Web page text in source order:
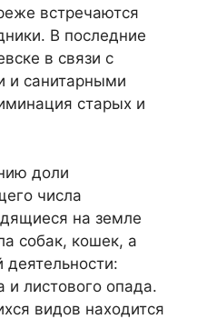
встречаются
В последние
в связи с
и санитарными
старых и
доли
числа
на земле
собак, кошек, а
деятельности:
и листового опада.
видов находится